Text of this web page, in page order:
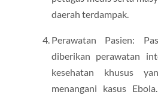
daerah terdampak.
Perawatan Pasien:
diberikan perawatan
kesehatan khusus
menangani kasus